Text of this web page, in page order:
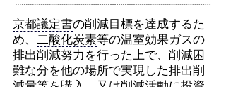
京都議定書の削減目標を達成するた
め、 二酸化炭素等の温室効果ガスの
排出削減努力を行った上で、削減困
難な分を他の場所で実現した排出削